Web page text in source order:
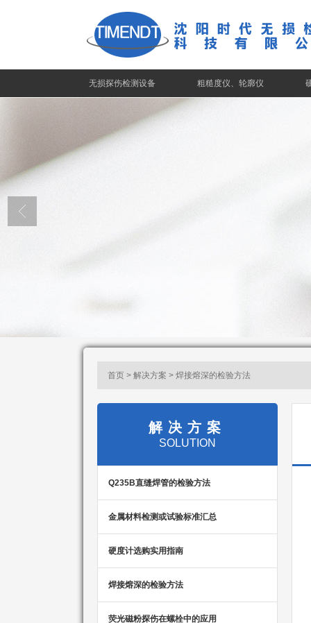
无损探伤检测设备 粗糙度仪、轮廓仪
首页 > 解决方案 > 焊接熔深的检验方法
解决方案
SOLUTION
Q235B直缝焊管的检验方法
金属材料检测或试验标准汇总
硬度计选购实用指南
焊接熔深的检验方法
荧光磁粉探伤在螺栓中的应用